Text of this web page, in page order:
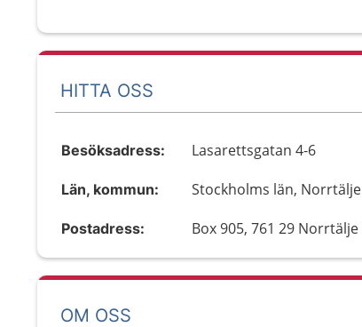
HITTA OSS
Besöksadress: Lasarettsgatan 4-6
Län, kommun: Stockholms län, Norrtälje
Postadress: Box 905, 761 29 Norrtälje
OM OSS